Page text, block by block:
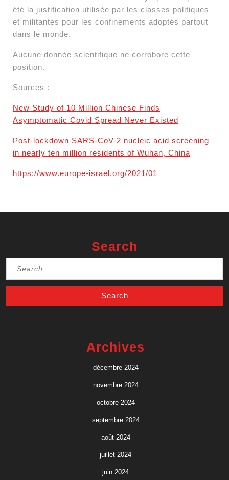
été la justification utilisée par les classes politiques
et militantes pour les confinements adoptés partout
dans le monde.
Aucune donnée scientifique ne corrobore cette
position.
Sources :
New Study of 10 Million Chinese Finds
Asymptomatic Covid Spread Never Existed
Post-lockdown SARS-CoV-2 nucleic acid screening
in nearly ten million residents of Wuhan, China
https://www.europe-israel.org/2021/01
Search
Archives
décembre 2024
novembre 2024
octobre 2024
septembre 2024
août 2024
juillet 2024
juin 2024